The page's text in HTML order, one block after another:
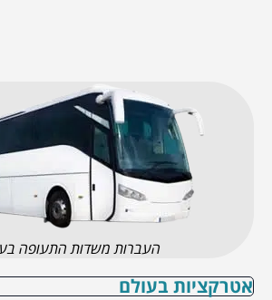
העברות משדות התעופה
אטרקציות בעולם